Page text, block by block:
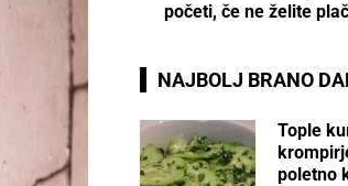
početi, če ne želite
NAJBOLJ BRANO
Tople
poletno